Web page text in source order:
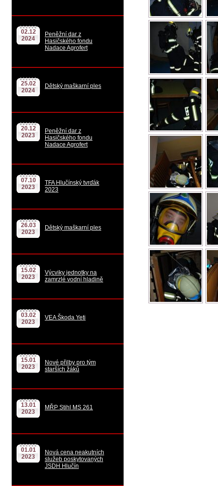
02.12
2024
Peněžní dar z
Hasičského fondu
Nadace Agrofert
25.02
2024
Dětský maškarní ples
20.12
2023
Peněžní dar z
Hasičského fondu
Nadace Agrofert
07.10
2023
TFA Hlučínský tvrďák
2023
26.03
2023
Dětský maškarní ples
15.02
2023
Výcviky jednotky na
zamrzlé vodní hladině
03.02
2023
VEA Škoda Yeti
15.01
2023
Nové přilby pro tým
starších žáků
13.01
2023
MŘP Stihl MS 261
01.01
2023
Nová cena neakutních
služeb poskytovaných
JSDH Hlučín